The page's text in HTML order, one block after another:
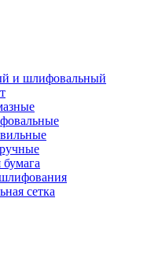
и шлифовальный
сетка